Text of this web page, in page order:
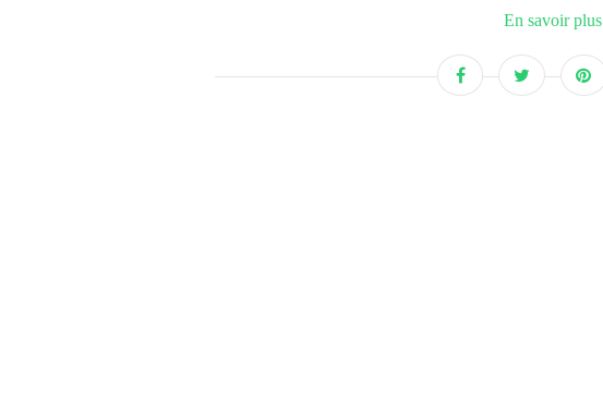
En savoir plus